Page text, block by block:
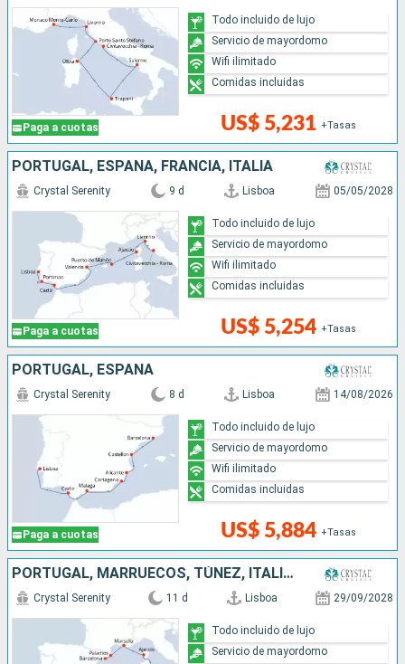
Paga a cuotas US$ 5,231 +Tasas
Todo incluido de lujo
Servicio de mayordomo
Wifi ilimitado
Comidas incluidas
PORTUGAL, ESPAÑA, FRANCIA, ITALIA
Paga a cuotas
Crystal Serenity 9 d Lisboa 05/05/2028
US$ 5,254 +Tasas
Todo incluido de lujo
Servicio de mayordomo
Wifi ilimitado
Comidas incluidas
PORTUGAL, ESPAÑA
Paga a cuotas
Crystal Serenity 8 d Lisboa 14/08/2026
US$ 5,884 +Tasas
Todo incluido de lujo
Servicio de mayordomo
Wifi ilimitado
Comidas incluidas
PORTUGAL, MARRUECOS, TÚNEZ, ITALIA, FRANCIA, ESPAÑA
Crystal Serenity 11 d Lisboa 29/09/2028
Todo incluido de lujo
Servicio de mayordomo